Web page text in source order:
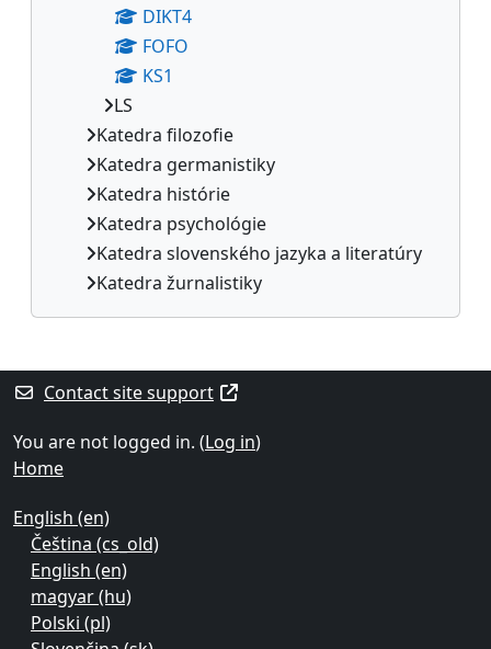
DIKT4
FOFO
KS1
LS
Katedra filozofie
Katedra germanistiky
Katedra histórie
Katedra psychológie
Katedra slovenského jazyka a literatúry
Katedra žurnalistiky
Supplementary blocks
Contact site support
You are not logged in. (Log in)
Home
English ‎(en)‎
Čeština ‎(cs_old)‎
English ‎(en)‎
magyar ‎(hu)‎
Polski ‎(pl)‎